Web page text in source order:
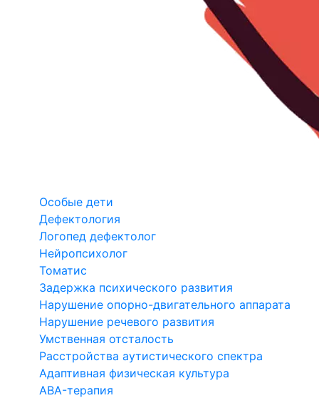
Особые дети
Дефектология
Логопед дефектолог
Нейропсихолог
Томатис
Задержка психического развития
Нарушение опорно-двигательного аппарата
Нарушение речевого развития
Умственная отсталость
Расстройства аутистического спектра
Адаптивная физическая культура
ABA-терапия